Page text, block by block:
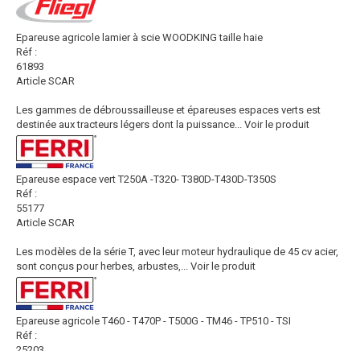
Epareuse agricole lamier à scie WOODKING taille haie
Réf :
61893
Article SCAR
Les gammes de débroussailleuse et épareuses espaces verts est
destinée aux tracteurs légers dont la puissance... Voir le produit
Epareuse espace vert T250A -T320- T380D-T430D-T350S
Réf :
55177
Article SCAR
Les modèles de la série T, avec leur moteur hydraulique de 45 cv acier,
sont conçus pour herbes, arbustes,... Voir le produit
Epareuse agricole T460 - T470P - T500G - TM46 - TP510 - TSI
Réf :